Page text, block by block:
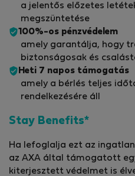
a jelentős előzetes
megszüntetése
100%-os pénzvédelem
amely garantálja, hogy
biztonságosak és
Heti 7 napos támogatás
amely a bérlés teljes
rendelkezésére áll
Stay Benefits*
Ha lefoglalja ezt az
az AXA által támogatott
kiterjesztett védelmet is